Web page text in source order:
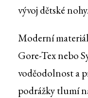
vývoj dětské nohy.
Moderní
Gore-Tex nebo
voděodolnost a
podrážky tlumí